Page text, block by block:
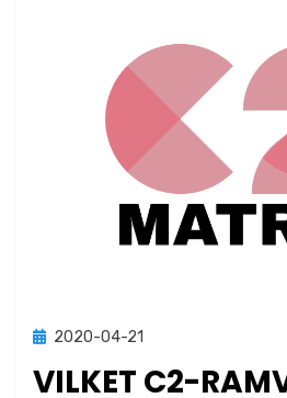
Publicerad
2020-04-21
VILKET C2-